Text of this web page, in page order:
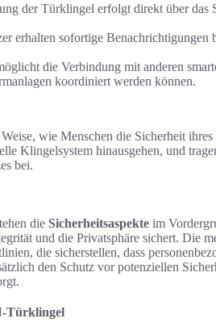
der Türklingel erfolgt direkt über das
erhalten sofortige Benachrichtigungen
die Verbindung mit anderen
koordiniert werden können.
wie Menschen die Sicherheit ihres
Klingelsystem hinausgehen, und
bei.
die Sicherheitsaspekte im
und die Privatsphäre sichert. Die
die sicherstellen, dass
den Schutz vor potenziellen
Türklingel